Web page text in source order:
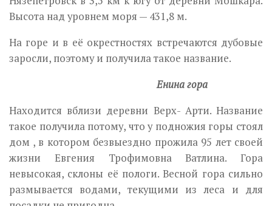
Высота над уровнем моря — 431,8 м.
На горе и в её окрестностях встречаются дубовые
заросли, поэтому и получила такое название.
Енина гора
Находится вблизи деревни Верх- Арти. Название
такое получила потому, что у подножия горы стоял
дом , в котором безвыездно прожила 95 лет своей
жизни Евгения Трофимовна Ватлина. Гора
невысокая, склоны её пологи. Весной гора сильно
размывается водами, текущими из леса и для